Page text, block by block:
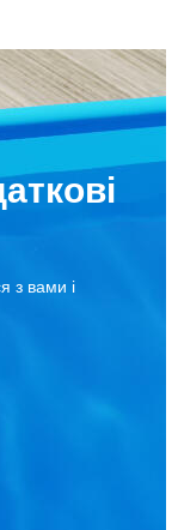
з вами і